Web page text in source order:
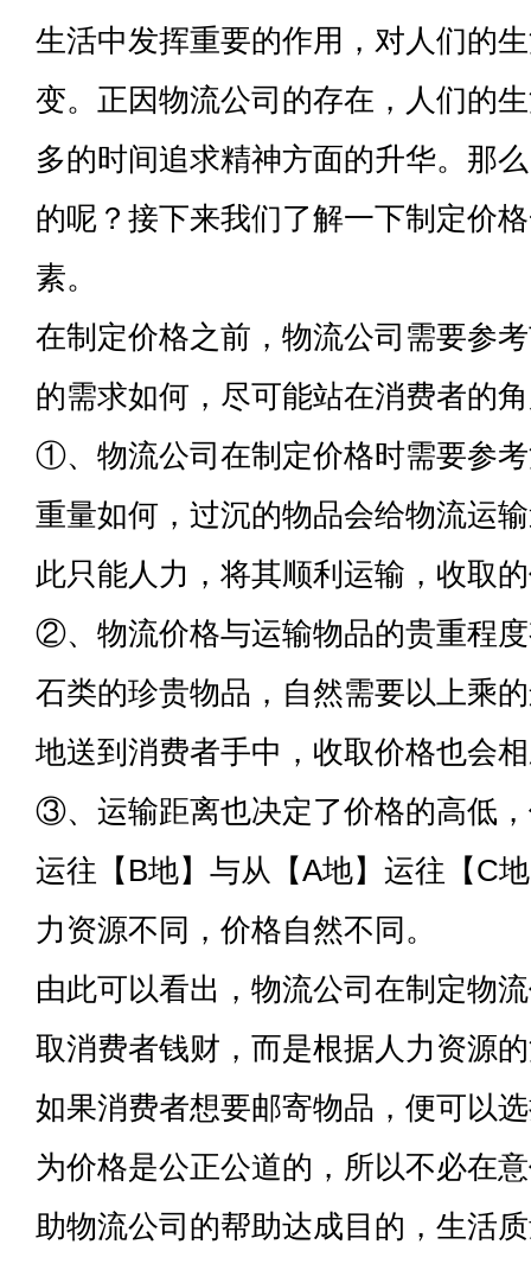
生活中发挥重要的作用，对人们的
变。正因物流公司的存在，人们的
多的时间追求精神方面的升华。那
的呢？接下来我们了解一下制定价
素。
在制定价格之前，物流公司需要参
的需求如何，尽可能站在消费者的
①、物流公司在制定价格时需要参
重量如何，过沉的物品会给物流运
此只能人力，将其顺利运输，收取
②、物流价格与运输物品的贵重程
石类的珍贵物品，自然需要以上乘
地送到消费者手中，收取价格也会
③、运输距离也决定了价格的高低
运往【B地】与从【A地】运往【C
力资源不同，价格自然不同。
由此可以看出，物流公司在制定物
取消费者钱财，而是根据人力资源
如果消费者想要邮寄物品，便可以
为价格是公正公道的，所以不必在
助物流公司的帮助达成目的，生活